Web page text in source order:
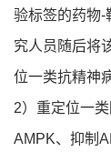
验标签的药物-
究人员随后将
位一类抗精神
2）重定位一
AMPK、抑制